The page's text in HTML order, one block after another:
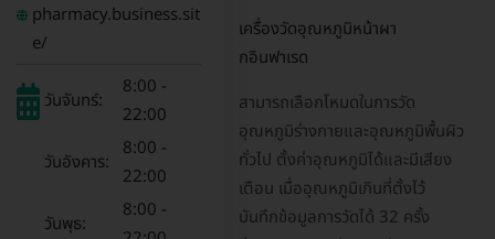
pharmacy.business.sit
e/
วันจันทร์:
8:00 -
22:00
วันอังคาร:
8:00 -
22:00
วันพุธ:
8:00 -
เครื่องวัดอุณหภูมิหน้าผา
กอินฟาเรด
สามารถเลือกโหมดในการวัด
อุณหภูมิร่างกายและอุณหภูมิพื้นผิว
ทั่วไป ตั้งค่าอุณหภูมิได้และมีเสียง
เตือน เมื่ออุณหภูมิเกินที่ตั้งไว้
บันทึกข้อมูลการวัดได้ 32 ครั้ง